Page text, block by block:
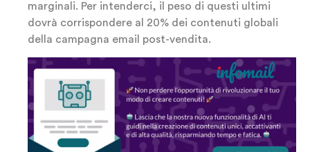
marginali. Per intenderci, il peso di questi ultimi
dovrà corrispondere al 20% dei contenuti globali
della campagna email post-vendita.